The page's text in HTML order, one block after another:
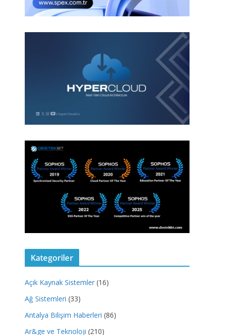
Kategoriler
Açık Kaynak Sistemler (16)
Ağ Sistemleri (33)
Antalya Bilişim Haberleri (86)
Ar&ge ve Teknoloji (210)